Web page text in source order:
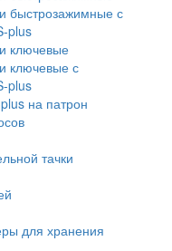
быстрозажимные с
plus
ключевые
ключевые с
plus
на патрон
тачки
для хранения